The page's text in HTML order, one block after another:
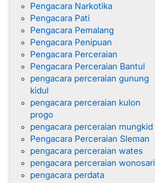
Pengacara Narkotika
Pengacara Pati
Pengacara Pemalang
Pengacara Penipuan
Pengacara Perceraian
Pengacara Perceraian Bantul
pengacara perceraian gunung
kidul
pengacara perceraian kulon
progo
pengacara perceraian mungkid
Pengacara Perceraian Sleman
pengacara perceraian wates
pengacara perceraian wonosari
pengacara perdata